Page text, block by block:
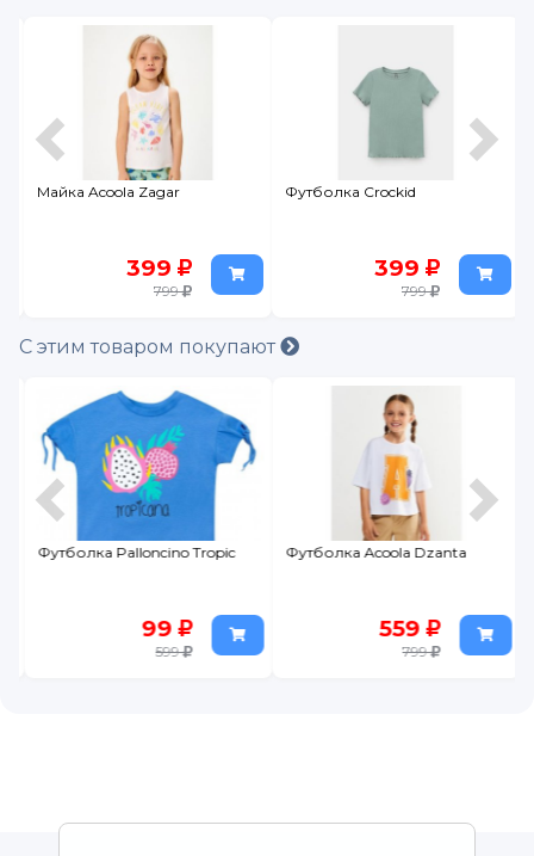
Майка Acoola Zagar
399
799
Футболка Crockid
399
799
С этим товаром покупают
Футболка Palloncino Tropic
99
599
Футболка Acoola Dzanta
559
799